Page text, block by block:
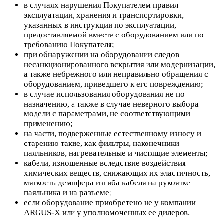
в случаях нарушения Покупателем правил
эксплуатации, хранения и транспортировки,
указанных в инструкции по эксплуатации,
предоставляемой вместе с оборудованием или по
требованию Покупателя;
при обнаружении на оборудовании следов
несанкционированного вскрытия или модернизации,
а также небрежного или неправильно обращения с
оборудованием, приведшего к его повреждению;
в случае использования оборудования не по
назначению, а также в случае неверного выбора
модели с параметрами, не соответствующими
применению;
на части, подверженные естественному износу и
старению такие, как фильтры, наконечники
паяльников, нагревательные и чистящие элементы;
кабели, изношенные вследствие воздействия
химических веществ, снижающих их эластичность,
мягкость демпфера изгиба кабеля на рукоятке
паяльника и на разъеме;
если оборудование приобретено не у компании
ARGUS-X или у уполномоченных ее дилеров.